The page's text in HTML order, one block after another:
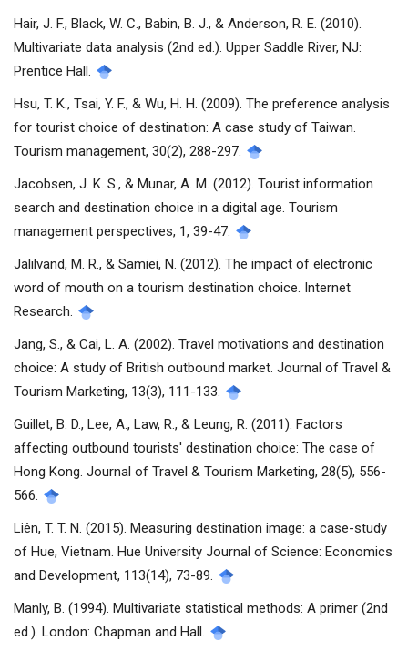
Hair, J. F., Black, W. C., Babin, B. J., & Anderson, R. E. (2010).
Multivariate data analysis (2nd ed.). Upper Saddle River, NJ:
Prentice Hall.
Hsu, T. K., Tsai, Y. F., & Wu, H. H. (2009). The preference analysis
for tourist choice of destination: A case study of Taiwan.
Tourism management, 30(2), 288-297.
Jacobsen, J. K. S., & Munar, A. M. (2012). Tourist information
search and destination choice in a digital age. Tourism
management perspectives, 1, 39-47.
Jalilvand, M. R., & Samiei, N. (2012). The impact of electronic
word of mouth on a tourism destination choice. Internet
Research.
Jang, S., & Cai, L. A. (2002). Travel motivations and destination
choice: A study of British outbound market. Journal of Travel &
Tourism Marketing, 13(3), 111-133.
Guillet, B. D., Lee, A., Law, R., & Leung, R. (2011). Factors
affecting outbound tourists' destination choice: The case of
Hong Kong. Journal of Travel & Tourism Marketing, 28(5), 556-
566.
Liên, T. T. N. (2015). Measuring destination image: a case-study
of Hue, Vietnam. Hue University Journal of Science: Economics
and Development, 113(14), 73-89.
Manly, B. (1994). Multivariate statistical methods: A primer (2nd
ed.). London: Chapman and Hall.